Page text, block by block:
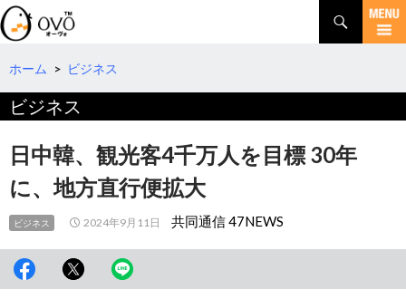
検
索
コ
テ
へ
ホーム > ビジネス
ビジネス
日中韓、観光客4千万人を目標 30年
に、地方直行便拡大
ビジネス 2024年9月11日 共同通信 47NEWS